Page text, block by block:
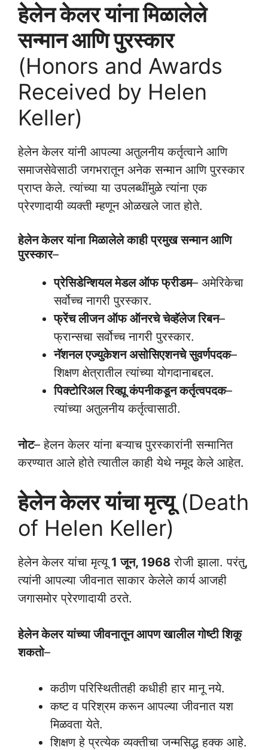
हेलेन केलर यांना मिळालेले
सन्मान आणि पुरस्कार
(Honors and Awards
Received by Helen
Keller)
हेलेन केलर यांनी आपल्या अतुलनीय कर्तृत्वाने आणि
समाजसेवेसाठी जगभरातून अनेक सन्मान आणि पुरस्कार
प्राप्त केले. त्यांच्या या उपलब्धींमुळे त्यांना एक
प्रेरणादायी व्यक्ती म्हणून ओळखले जात होते.
हेलेन केलर यांना मिळालेले काही प्रमुख सन्मान आणि
पुरस्कार–
प्रेसिडेन्शियल मेडल ऑफ फ्रीडम– अमेरिकेचा
सर्वोच्च नागरी पुरस्कार.
फ्रेंच लीजन ऑफ ऑनरचे चेव्हॅलेज रिबन–
फ्रान्सचा सर्वोच्च नागरी पुरस्कार.
नॅशनल एज्युकेशन असोसिएशनचे सुवर्णपदक–
शिक्षण क्षेत्रातील त्यांच्या योगदानाबद्दल.
पिक्टोरिअल रिव्ह्यू कंपनीकडून कर्तृत्वपदक–
त्यांच्या अतुलनीय कर्तृत्वासाठी.
नोट– हेलन केलर यांना बऱ्याच पुरस्कारांनी सन्मानित
करण्यात आले होते त्यातील काही येथे नमूद केले आहेत.
हेलेन केलर यांचा मृत्यू(Death
of Helen Keller)
हेलेन केलर यांचा मृत्यू 1 जून, 1968 रोजी झाला. परंतु,
त्यांनी आपल्या जीवनात साकार केलेले कार्य आजही
जगासमोर प्रेरणादायी ठरते.
हेलेन केलर यांच्या जीवनातून आपण खालील गोष्टी शिकू
शकतो–
कठीण परिस्थितीतही कधीही हार मानू नये.
कष्ट व परिश्रम करून आपल्या जीवनात यश
मिळवता येते.
शिक्षण हे प्रत्येक व्यक्तीचा जन्मसिद्ध हक्क आहे.